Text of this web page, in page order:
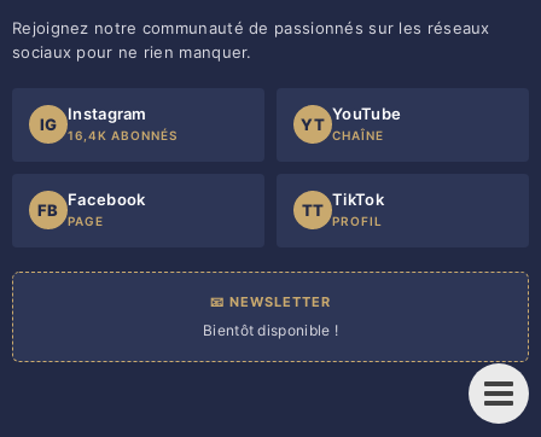
Rejoignez notre communauté de passionnés sur les réseaux
sociaux pour ne rien manquer.
IG
Instagram
16,4K ABONNÉS
YT
YouTube
CHAÎNE
FB
Facebook
PAGE
TT
TikTok
PROFIL
📧 NEWSLETTER
Bientôt disponible !